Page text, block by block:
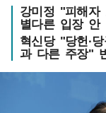
강미정 "피해
별다른 입장 안
혁신당 "당헌·
과 다른 주장"